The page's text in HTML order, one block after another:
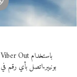
بونيير.